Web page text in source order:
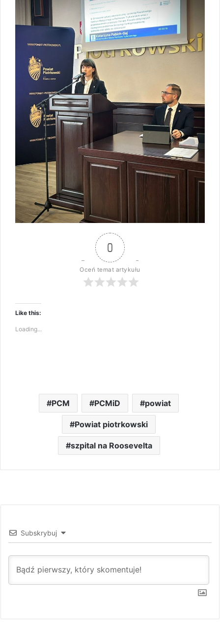
0
Oceń temat artykułu
Like this:
Loading...
PCM PCMiD powiat
Powiat piotrkowski
szpital na Roosevelta
Subskrybuj